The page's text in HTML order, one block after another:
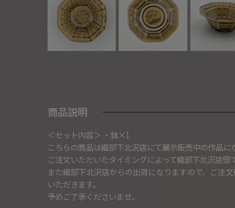
商品説明
＜セット内容＞ ・鉢×1
こちらの商品は織部下北沢店にて展示販売中の作品に
ご注文いただいたタイミングによって織部下北沢店頭
また織部下北沢店からの出荷になりますので、ご注
いただきます。
予めご了承くださいませ。